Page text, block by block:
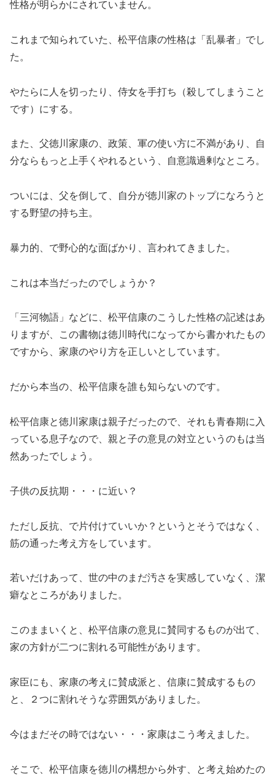
性格が明らかにされていません。
これまで知られていた、松平信康の性格は「乱暴者」でし
た。
やたらに人を切ったり、侍女を手打ち（殺してしまうこと
です）にする。
また、父徳川家康の、政策、軍の使い方に不満があり、自
分ならもっと上手くやれるという、自意識過剰なところ。
ついには、父を倒して、自分が徳川家のトップになろうと
する野望の持ち主。
暴力的、で野心的な面ばかり、言われてきました。
これは本当だったのでしょうか？
「三河物語」などに、松平信康のこうした性格の記述はあ
りますが、この書物は徳川時代になってから書かれたもの
ですから、家康のやり方を正しいとしています。
だから本当の、松平信康を誰も知らないのです。
松平信康と徳川家康は親子だったので、それも青春期に入
っている息子なので、親と子の意見の対立というのもは当
然あったでしょう。
子供の反抗期・・・に近い？
ただし反抗、で片付けていいか？というとそうではなく、
筋の通った考え方をしています。
若いだけあって、世の中のまだ汚さを実感していなく、潔
癖なところがありました。
このままいくと、松平信康の意見に賛同するものが出て、
家の方針が二つに割れる可能性があります。
家臣にも、家康の考えに賛成派と、信康に賛成するもの
と、２つに割れそうな雰囲気がありました。
今はまだその時ではない・・・家康はこう考えました。
そこで、松平信康を徳川の構想から外す、と考え始めたの